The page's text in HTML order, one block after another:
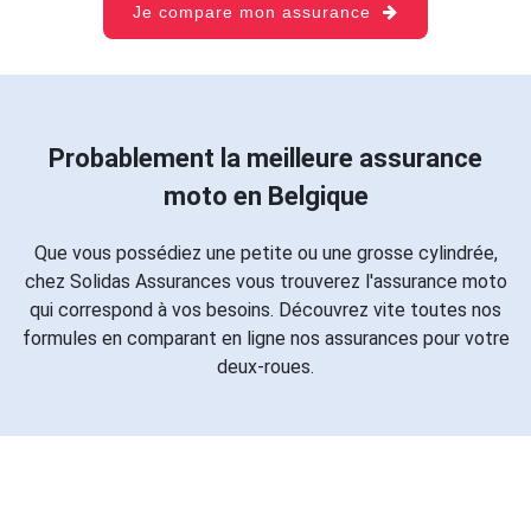
Je compare mon assurance
Probablement la meilleure assurance
moto en Belgique
Que vous possédiez une petite ou une grosse cylindrée,
chez Solidas Assurances vous trouverez l'assurance moto
qui correspond à vos besoins. Découvrez vite toutes nos
formules en comparant en ligne nos assurances pour votre
deux-roues.